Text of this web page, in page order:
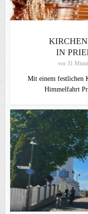
IN
vor 31
Mit einem festlichen
Himmelfahrt